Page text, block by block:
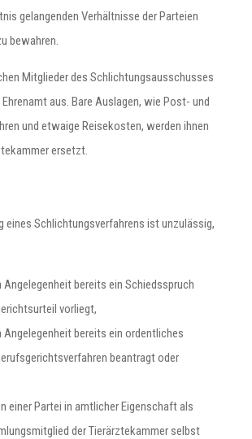
gelangenden Verhältnisse der Parteien
bewahren.
Mitglieder des Schlichtungsausschusses
aus. Bare Auslagen, wie Post- und
und etwaige Reisekosten, werden ihnen
ersetzt.
eines Schlichtungsverfahrens ist unzulässig,
Angelegenheit bereits ein Schiedsspruch
vorliegt,
Angelegenheit bereits ein ordentliches
beantragt oder
einer Partei in amtlicher Eigenschaft als
der Tierärztekammer selbst